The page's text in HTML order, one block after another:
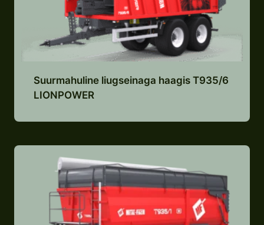
Suurmahuline liugseinaga haagis T935/6
LIONPOWER